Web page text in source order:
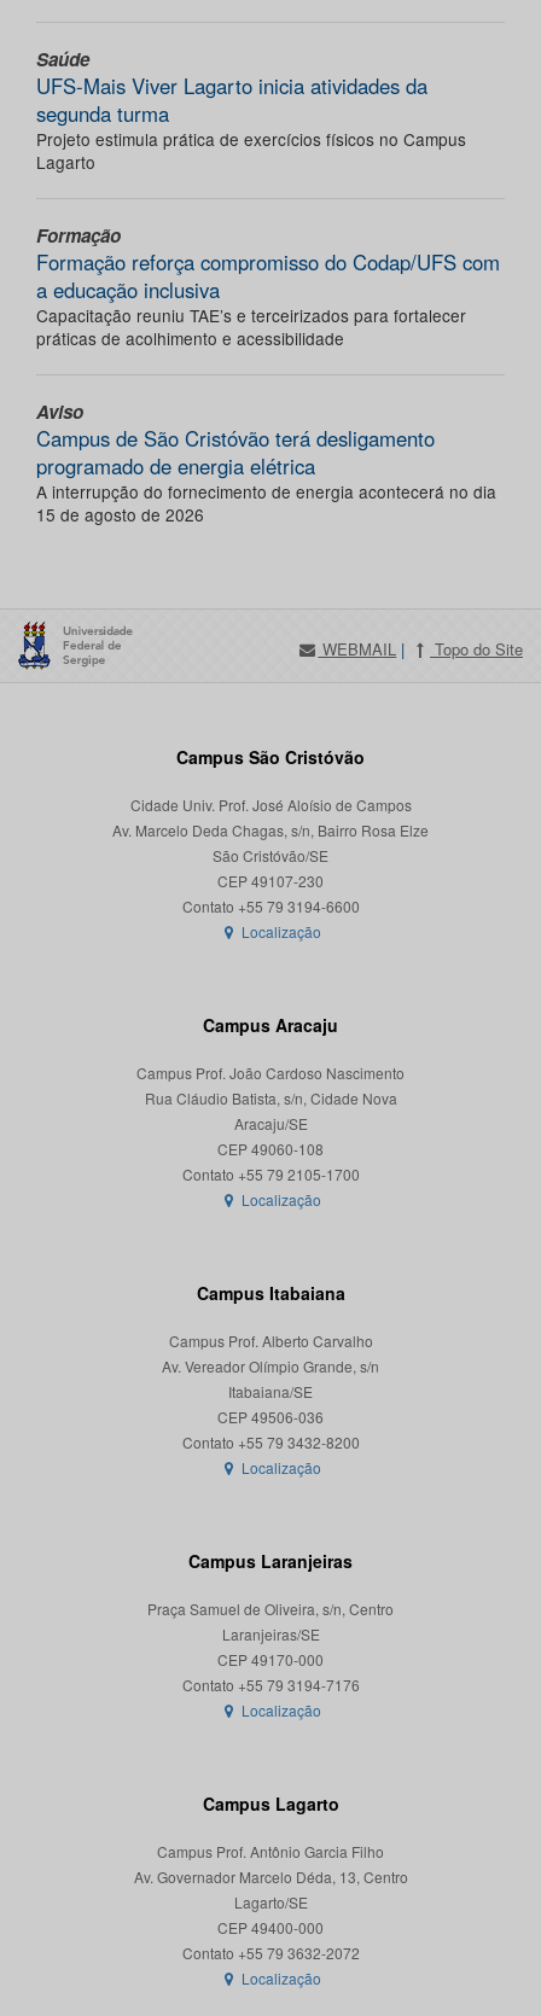
Saúde
UFS-Mais Viver Lagarto inicia atividades da
segunda turma
Projeto estimula prática de exercícios físicos no Campus
Lagarto
Formação
Formação reforça compromisso do Codap/UFS com
a educação inclusiva
Capacitação reuniu TAE’s e terceirizados para fortalecer
práticas de acolhimento e acessibilidade
Aviso
Campus de São Cristóvão terá desligamento
programado de energia elétrica
A interrupção do fornecimento de energia acontecerá no dia
15 de agosto de 2026
WEBMAIL | Topo do Site
Campus São Cristóvão
Cidade Univ. Prof. José Aloísio de Campos
Av. Marcelo Deda Chagas, s/n, Bairro Rosa Elze
São Cristóvão/SE
CEP 49107-230
Localização
Campus Aracaju
Campus Prof. João Cardoso Nascimento
Rua Cláudio Batista, s/n, Cidade Nova
Aracaju/SE
CEP 49060-108
Localização
Campus Itabaiana
Campus Prof. Alberto Carvalho
Av. Vereador Olímpio Grande, s/n
Itabaiana/SE
CEP 49506-036
Localização
Campus Laranjeiras
Praça Samuel de Oliveira, s/n, Centro
Laranjeiras/SE
CEP 49170-000
Localização
Campus Lagarto
Campus Prof. Antônio Garcia Filho
Av. Governador Marcelo Déda, 13, Centro
Lagarto/SE
CEP 49400-000
Localização